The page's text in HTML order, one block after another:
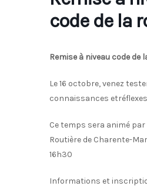
code de la
Remise à niveau code de
Le 16 octobre, venez
connaissances
Ce temps sera animé
Routière de Charente-
16h30
Informations et